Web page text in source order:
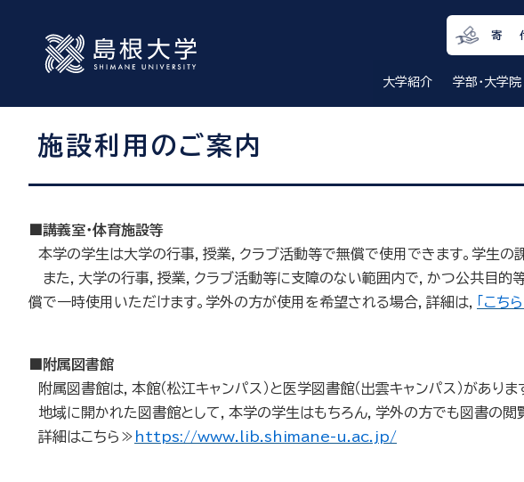
寄
大学紹介 学部・大学院
施設利用のご案内
■講義室・体育施設等
本学の学生は大学の行事，授業，クラブ活動等で無償で使用できます。学生
また，大学の行事，授業，クラブ活動等に支障のない範囲内で，かつ公共目
償で一時使用いただけます。学外の方が使用を希望される場合，詳細は，
「こちら
■附属図書館
附属図書館は，本館（松江キャンパス）と医学図書館（出雲キャンパス）がありま
地域に開かれた図書館として，本学の学生はもちろん，学外の方でも図書の閲
詳細はこちら≫ https://www.lib.shimane-u.ac.jp/